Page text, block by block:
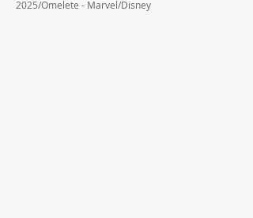
2025/Omelete - Marvel/Disney